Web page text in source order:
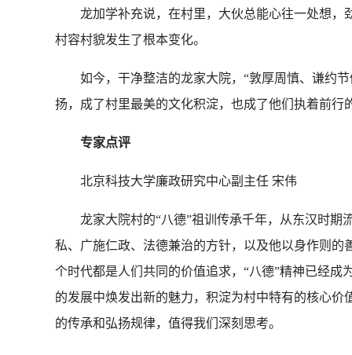
龙加学补充说，在村里，大伙总能心往一处想，
村容村貌发生了根本变化。
如今，干净整洁的龙家大院，“敦厚周慎、谦约节
扬，成了村里最美的文化积淀，也成了他们执着前行
专家点评
北京科技大学廉政研究中心副主任 宋伟
龙家大院村的“八德”祖训传承千年，从东汉时期
私、广施仁政、法德兼治的方针，以及他以身作则
个时代都是人们共同的价值追求，“八德”精神已经
的发展中焕发出新的魅力，积淀为村中特有的核心
的传承和弘扬规律，值得我们深刻思考。